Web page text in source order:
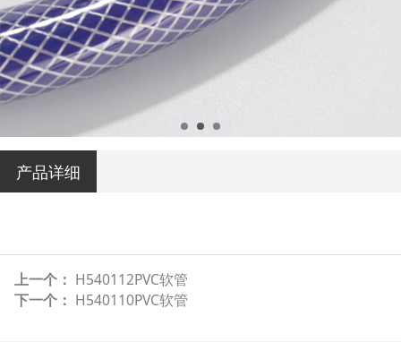
产品详细
上一个： H540112PVC软管
下一个： H540110PVC软管